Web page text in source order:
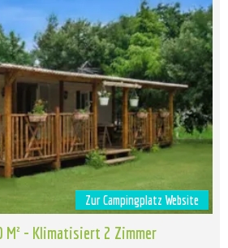
Zur Campingplatz Website
M² - Klimatisiert 2 Zimmer